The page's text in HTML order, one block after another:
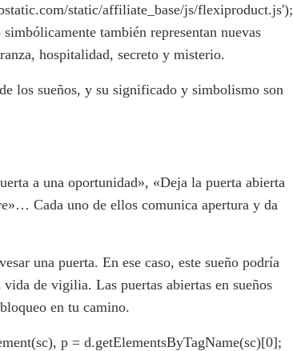
static/affiliate_base/js/flexiproduct.js');
también representan nuevas
hospitalidad, secreto y misterio.
los sueños, y su significado y simbolismo son
a una oportunidad», «Deja la puerta abierta
Cada uno de ellos comunica apertura y da
una puerta. En ese caso, este sueño podría
de vigilia. Las puertas abiertas en sueños
en tu camino.
p = d.getElementsByTagName(sc)[0];